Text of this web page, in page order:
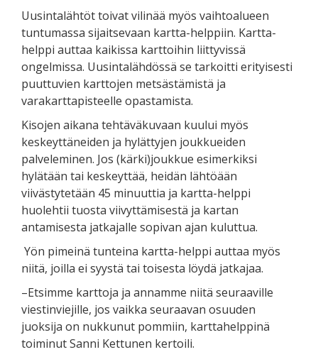
Uusintalähtöt toivat vilinää myös vaihtoalueen
tuntumassa sijaitsevaan kartta-helppiin. Kartta-
helppi auttaa kaikissa karttoihin liittyvissä
ongelmissa. Uusintalähdössä se tarkoitti erityisesti
puuttuvien karttojen metsästämistä ja
varakarttapisteelle opastamista.
Kisojen aikana tehtäväkuvaan kuului myös
keskeyttäneiden ja hylättyjen joukkueiden
palveleminen. Jos (kärki)joukkue esimerkiksi
hylätään tai keskeyttää, heidän lähtöään
viivästytetään 45 minuuttia ja kartta-helppi
huolehtii tuosta viivyttämisestä ja kartan
antamisesta jatkajalle sopivan ajan kuluttua.
Yön pimeinä tunteina kartta-helppi auttaa myös
niitä, joilla ei syystä tai toisesta löydä jatkajaa.
–Etsimme karttoja ja annamme niitä seuraaville
viestinviejille, jos vaikka seuraavan osuuden
juoksija on nukkunut pommiin, karttahelppinä
toiminut Sanni Kettunen kertoili.